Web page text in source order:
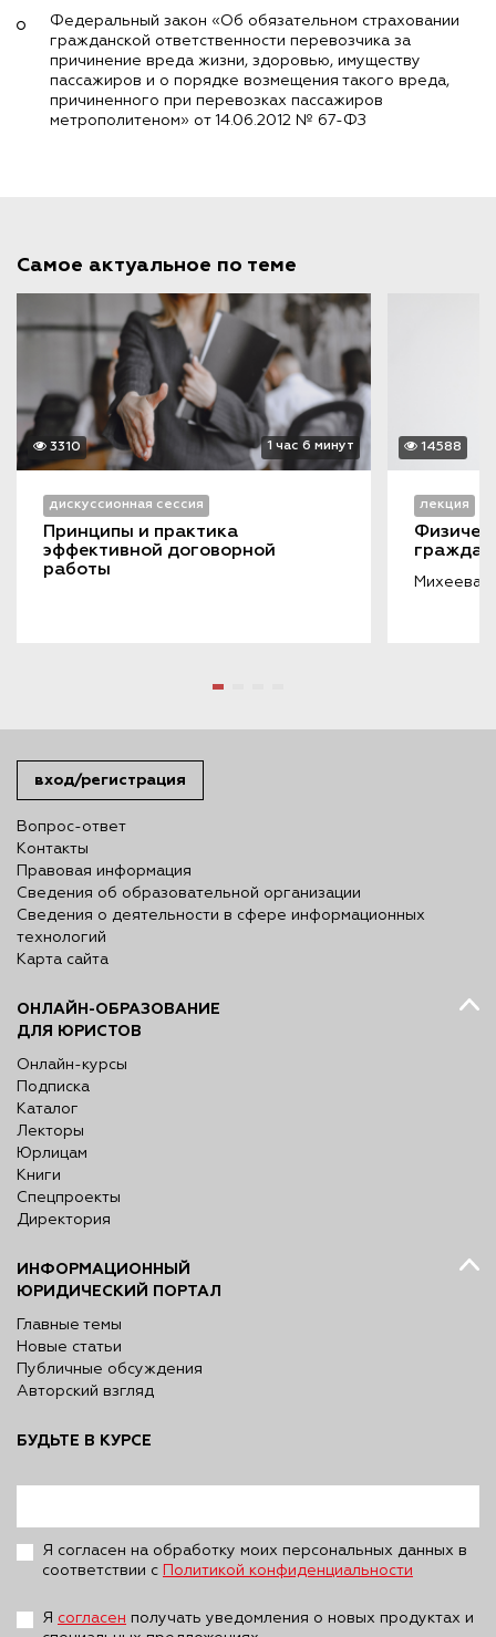
Федеральный закон «Об обязательном страховании
гражданской ответственности перевозчика за
причинение вреда жизни, здоровью, имуществу
пассажиров и о порядке возмещения такого вреда,
причиненного при перевозках пассажиров
метрополитеном» от 14.06.2012 № 67-ФЗ
Самое актуальное по теме
3310 1 час 6 минут
дискуссионная сессия
Принципы и практика
эффективной договорной
работы
14588
лекция
Михеева
вход/регистрация
Вопрос-ответ
Контакты
Правовая информация
Сведения об образовательной организации
Сведения о деятельности в сфере информационных
технологий
Карта сайта
ОНЛАЙН-ОБРАЗОВАНИЕ
ДЛЯ ЮРИСТОВ
Онлайн-курсы
Подписка
Каталог
Лекторы
Юрлицам
Книги
Спецпроекты
Директория
ИНФОРМАЦИОННЫЙ
ЮРИДИЧЕСКИЙ ПОРТАЛ
Главные темы
Новые статьи
Публичные обсуждения
Авторский взгляд
БУДЬТЕ В КУРСЕ
Я согласен на обработку моих персональных данных в
соответствии с Политикой конфиденциальности
Я согласен получать уведомления о новых продуктах и